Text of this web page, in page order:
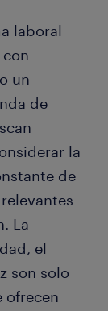
laboral
un
de
la
de
La
el
son solo
ofrecen